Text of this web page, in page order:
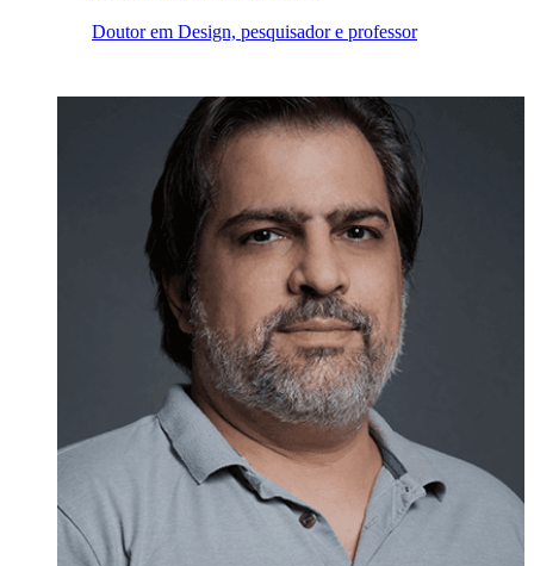
Doutor em Design, pesquisador e professor